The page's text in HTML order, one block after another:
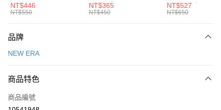
元大商業銀行
台灣樂天信用卡公司
AFTEE先享後付
【關於「AFTEE先享後付」】
便利好安心！
３．安心：先確認商品／服務後，再付款。
【「AFTEE先享後付」結帳流程】
１．於結帳方式選擇「AFTEE先享後付」後，將跳轉至「AFTEE先享後付」
運送方式
每筆NT$100，滿NT$1,500(含以上)免運費
宅配
中統襪 FZ3393100
NT$446
NT$550
EMBRDY 男女 短統襪
FZ3073133
NT$365
NT$450
BA5871010
NT$527
NT$650
品牌
NEW ERA
商品特色
商品編號